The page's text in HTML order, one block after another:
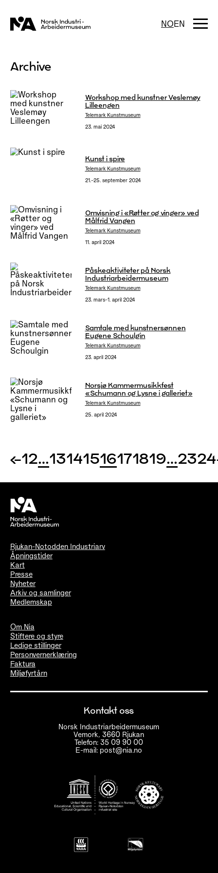
innhold
NOEN
Archive
Workshop med kunstner Veslemøy
Lilleengen
Telemark Kunstmuseum
23. mai 2024
Kunst i spire
Telemark Kunstmuseum
21.–25. september 2024
Omvisning i «Røtter og vinger» ved
Målfrid Vangen
Telemark Kunstmuseum
11. april 2024
Påskeaktiviteter på Norsk
Industriarbeidermuseum
Telemark Kunstmuseum
23. mars–1. april 2024
Samtale med kunstnersønnen
Eugene Schoulgin
Telemark Kunstmuseum
23. april 2024
Norsjø Kammermusikkfest
«Schumann og Lysne i galleriet»
Telemark Kunstmuseum
25. april 2024
←12…13141516171819…2324
Rjukan-Notodden Industriarv
Åpningstider
Kart
Presse
Nyheter
Arkiv og samlinger
Medlemskap
Om Nia
Stiftere og styre
Ledige stillinger
Personvernerklæring
Faktura
Miljøfyrtårn
Kontakt oss
Norsk Industriarbeidermuseum
Vemork, 3660 Rjukan
Telefon: 35 09 90 00
E-mail: post@nia.no